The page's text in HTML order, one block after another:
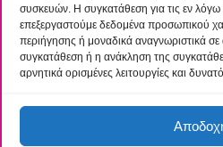
συσκευών. Η συγκατάθεση για τις εν λόγω
επεξεργαστούμε δεδομένα προσωπικού
περιήγησης ή μοναδικά αναγνωριστικά
συγκατάθεση ή η ανάκληση της
αρνητικά ορισμένες λειτουργίες και
Συχνές Ερωτήσεις